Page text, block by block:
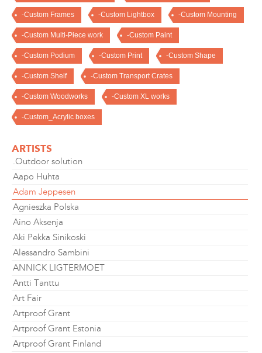
-Custom Frames -Custom Lightbox -Custom Mounting
-Custom Multi-Piece work -Custom Paint
-Custom Podium -Custom Print -Custom Shape
-Custom Shelf -Custom Transport Crates
-Custom Woodworks -Custom XL works
-Custom_Acrylic boxes
ARTISTS
.Outdoor solution
Aapo Huhta
Adam Jeppesen
Agnieszka Polska
Aino Aksenja
Aki Pekka Sinikoski
Alessandro Sambini
ANNICK LIGTERMOET
Antti Tanttu
Art Fair
Artproof Grant
Artproof Grant Estonia
Artproof Grant Finland